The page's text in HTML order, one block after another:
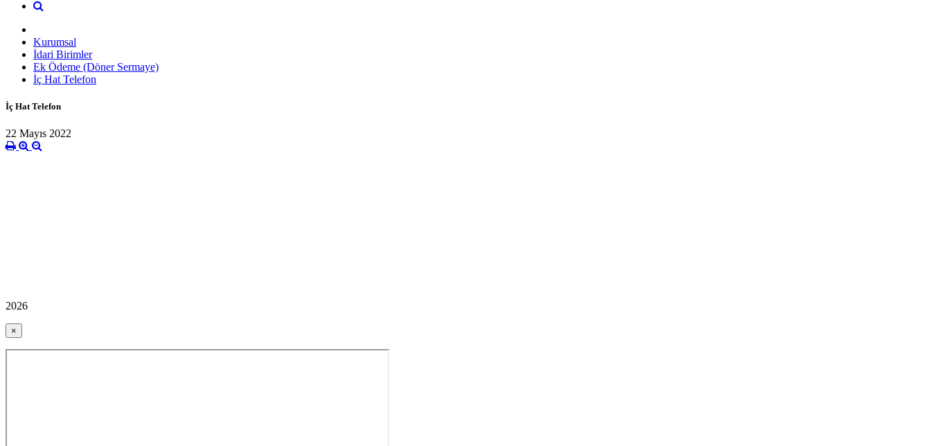
Kurumsal
İdari Birimler
Ek Ödeme (Döner Sermaye)
İç Hat Telefon
İç Hat Telefon
22 Mayıs 2022
2026
×